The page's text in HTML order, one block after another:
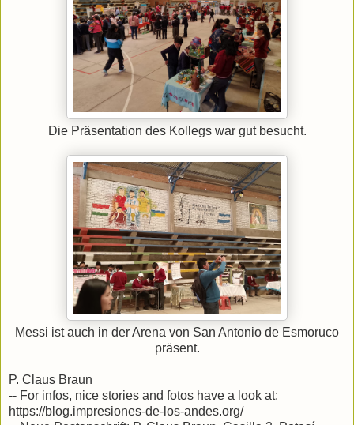
Die Präsentation des Kollegs war gut besucht.
Messi ist auch in der Arena von San Antonio de Esmoruco
präsent.
P. Claus Braun
-- For infos, nice stories and fotos have a look at:
https://blog.impresiones-de-los-andes.org/